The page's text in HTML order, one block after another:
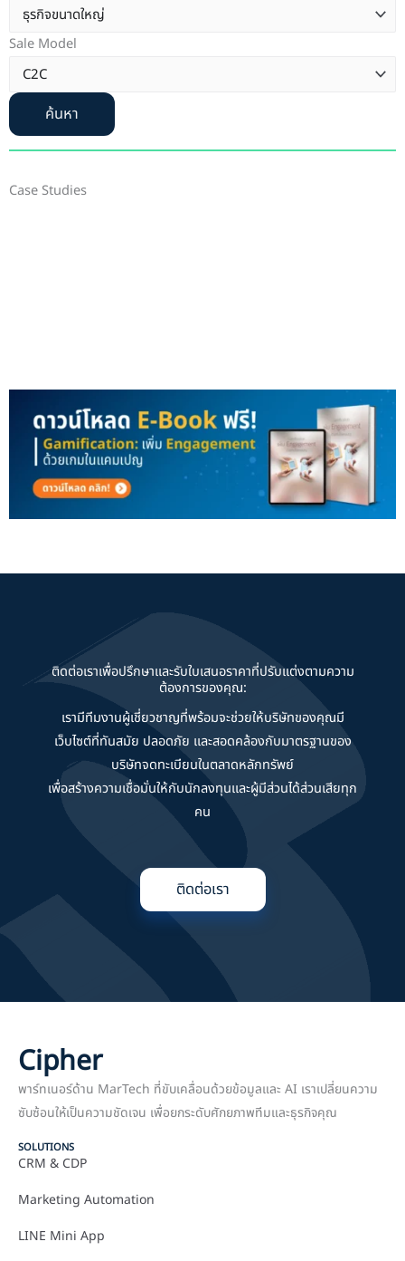
Sale Model
ค้นหา
Case Studies
ติดต่อเราเพื่อปรึกษาและรับใบเสนอราคาที่ปรับแต่งตามความ
ต้องการของคุณ:
เรามีทีมงานผู้เชี่ยวชาญที่พร้อมจะช่วยให้บริษัทของคุณมี
เว็บไซต์ที่ทันสมัย ปลอดภัย และสอดคล้องกับมาตรฐานของ
บริษัทจดทะเบียนในตลาดหลักทรัพย์
เพื่อสร้างความเชื่อมั่นให้กับนักลงทุนและผู้มีส่วนได้ส่วนเสียทุก
คน
ติดต่อเรา
Cipher
พาร์ทเนอร์ด้าน MarTech ที่ขับเคลื่อนด้วยข้อมูลและ AI เราเปลี่ยนความ
ซับซ้อนให้เป็นความชัดเจน เพื่อยกระดับศักยภาพทีมและธุรกิจคุณ
SOLUTIONS
CRM & CDP
Marketing Automation
LINE Mini App